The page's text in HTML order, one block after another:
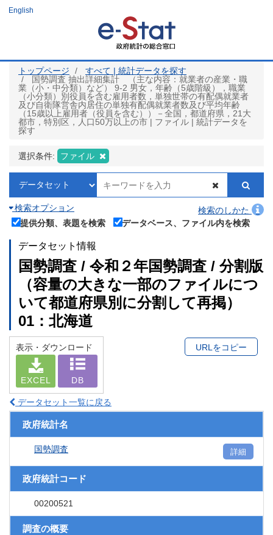
ツ
English
トップページ
すべて | 統計データを探す
国勢調査 抽出詳細集計 （主な内容：就業者の産業・職
業（小・中分類）など） 9-2 男女，年齢（5歳階級），職業
（小分類）別役員を含む雇用者数，単独世帯の有配偶就業者
及び自衛隊営舎内居住の単独有配偶就業者数及び平均年齢
（15歳以上雇用者（役員を含む））－全国，都道府県，21大
都市，特別区，人口50万以上の市 | ファイル | 統計データを
探す
選択条件: ファイル
検索オプション
検索のしかた
提供分類、表題を検索
データベース、ファイル内を検索
データセット情報
国勢調査 / 令和２年国勢調査 / 分割版
（容量の大きな一部のファイルにつ
いて都道府県別に分割して再掲）
01：北海道
表示・ダウンロード
EXCEL DB
URLをコピー
データセット一覧に戻る
政府統計名
国勢調査 詳細
政府統計コード
00200521
調査の概要